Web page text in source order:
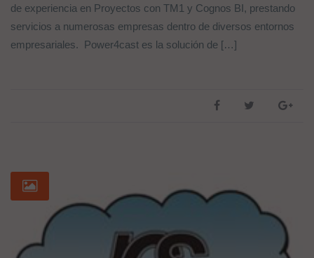
de experiencia en Proyectos con TM1 y Cognos BI, prestando
servicios a numerosas empresas dentro de diversos entornos
empresariales. Power4cast es la solución de […]